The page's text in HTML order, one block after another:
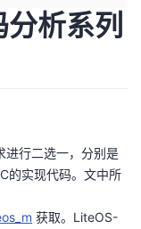
析系列
进行二选一，分别是
的实现代码。文中所
获取。LiteOS-